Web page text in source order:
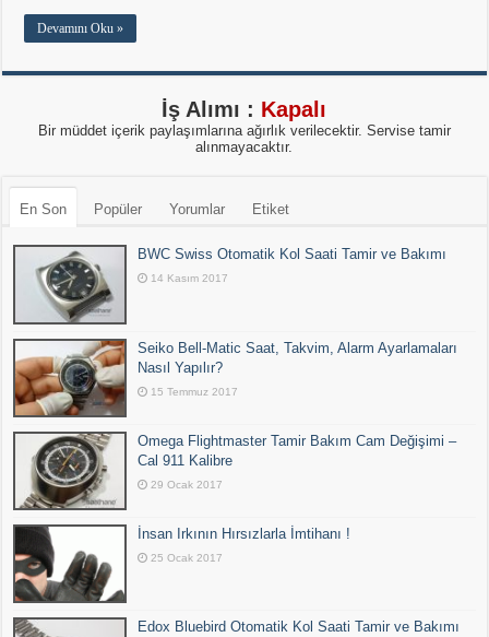
Devamını Oku »
İş Alımı : Kapalı
Bir müddet içerik paylaşımlarına ağırlık verilecektir. Servise tamir
alınmayacaktır.
En Son Popüler Yorumlar Etiket
BWC Swiss Otomatik Kol Saati Tamir ve Bakımı
14 Kasım 2017
Seiko Bell-Matic Saat, Takvim, Alarm Ayarlamaları
Nasıl Yapılır?
15 Temmuz 2017
Omega Flightmaster Tamir Bakım Cam Değişimi –
Cal 911 Kalibre
29 Ocak 2017
İnsan Irkının Hırsızlarla İmtihanı !
25 Ocak 2017
Edox Bluebird Otomatik Kol Saati Tamir ve Bakımı